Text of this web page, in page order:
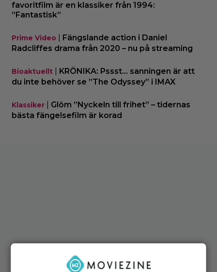
favoritfilm är en klassiker från 1994:
”Fantastisk”
Prime Video
Fängslande action i Daniel
Radcliffes drama från 2020 – nu på streaming
Bioaktuellt
KRÖNIKA: Pssst… sanningen är att
du inte behöver se ”The Odyssey” i IMAX
Klassiker
Glöm ”Nyckeln till frihet” – tidernas
bästa fängelsefilm är korad